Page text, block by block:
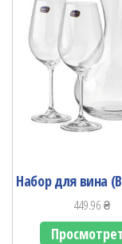
Набор для вина
449.96₴